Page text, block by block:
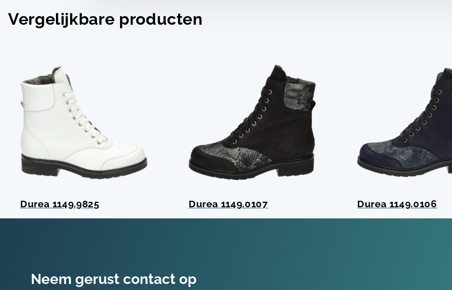
Vergelijkbare producten
Durea 1149.9825 Durea 1149.0107 Durea 1149.0106
Neem gerust contact op